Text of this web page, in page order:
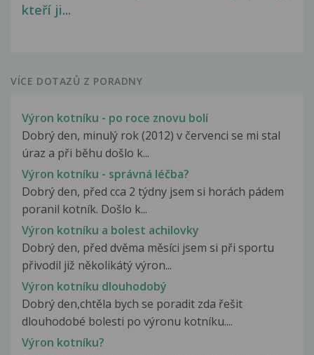
kteří ji...
VÍCE DOTAZŮ Z PORADNY
Výron kotníku - po roce znovu bolí
Dobrý den, minulý rok (2012) v červenci se mi stal
úraz a při běhu došlo k...
Výron kotníku - správná léčba?
Dobrý den, před cca 2 týdny jsem si horách pádem
poranil kotník. Došlo k...
Výron kotníku a bolest achilovky
Dobrý den, před dvěma měsíci jsem si při sportu
přivodil již několikátý výron...
Výron kotníku dlouhodobý
Dobrý den,chtěla bych se poradit zda řešit
dlouhodobé bolesti po výronu kotníku....
Výron kotníku?